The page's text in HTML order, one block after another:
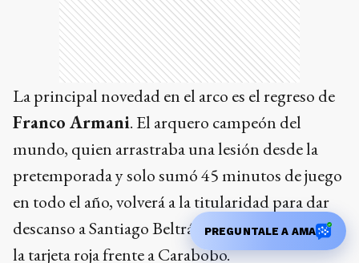
La principal novedad en el arco es el regreso de
Franco Armani. El arquero campeón del
mundo, quien arrastraba una lesión desde la
pretemporada y solo sumó 45 minutos de juego
en todo el año, volverá a la titularidad para dar
descanso a Santiago Beltrán, suspendido tras ver
la tarjeta roja frente a Carabobo.
PREGUNTALE A AMA